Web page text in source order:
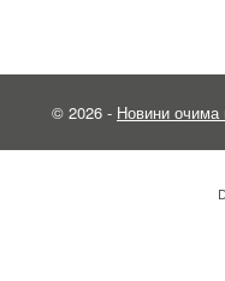
© 2026 - Новини очима